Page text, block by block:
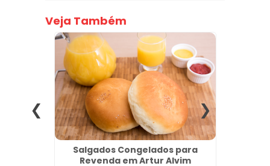
Veja Também
Salgados Congelados para
Revenda em Artur Alvim